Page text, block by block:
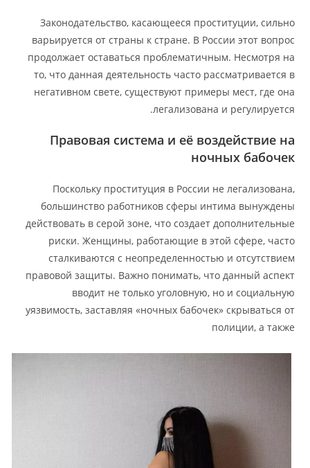
Законодательство, касающееся проституции, сильно
варьируется от страны к стране. В России этот вопрос
продолжает оставаться проблематичным. Несмотря на
то, что данная деятельность часто рассматривается в
негативном свете, существуют примеры мест, где она
легализована и регулируется.
Правовая система и её воздействие на
ночных бабочек
Поскольку проституция в России не легализована,
большинство работников сферы интима вынуждены
действовать в серой зоне, что создает дополнительные
риски. Женщины, работающие в этой сфере, часто
сталкиваются с неопределенностью и отсутствием
правовой защиты. Важно понимать, что данный аспект
вводит не только уголовную, но и социальную
уязвимость, заставляя «ночных бабочек» скрываться от
полиции, а также